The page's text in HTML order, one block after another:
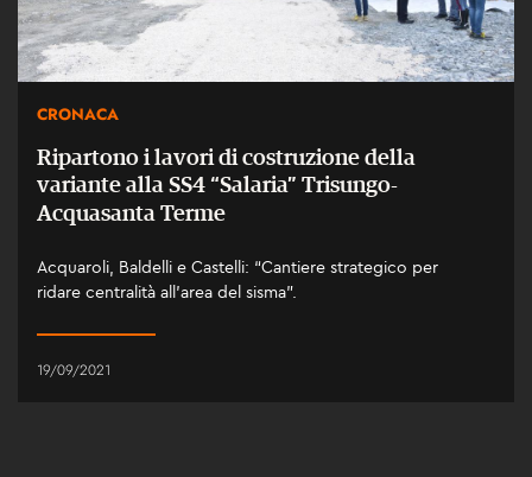
CRONACA
Ripartono i lavori di costruzione della
variante alla SS4 “Salaria” Trisungo-
Acquasanta Terme
Acquaroli, Baldelli e Castelli: “Cantiere strategico per
ridare centralità all’area del sisma”.
19/09/2021